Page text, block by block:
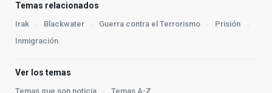
Temas relacionados
Irak Blackwater Guerra contra el Terrorismo
Prisión
Inmigración
Ver los temas
Temas que son noticia Temas A-Z